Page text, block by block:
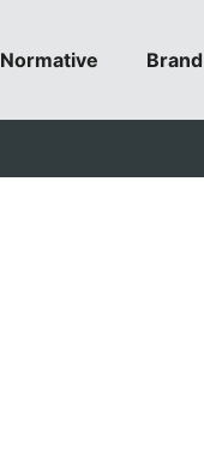
Normative Brand